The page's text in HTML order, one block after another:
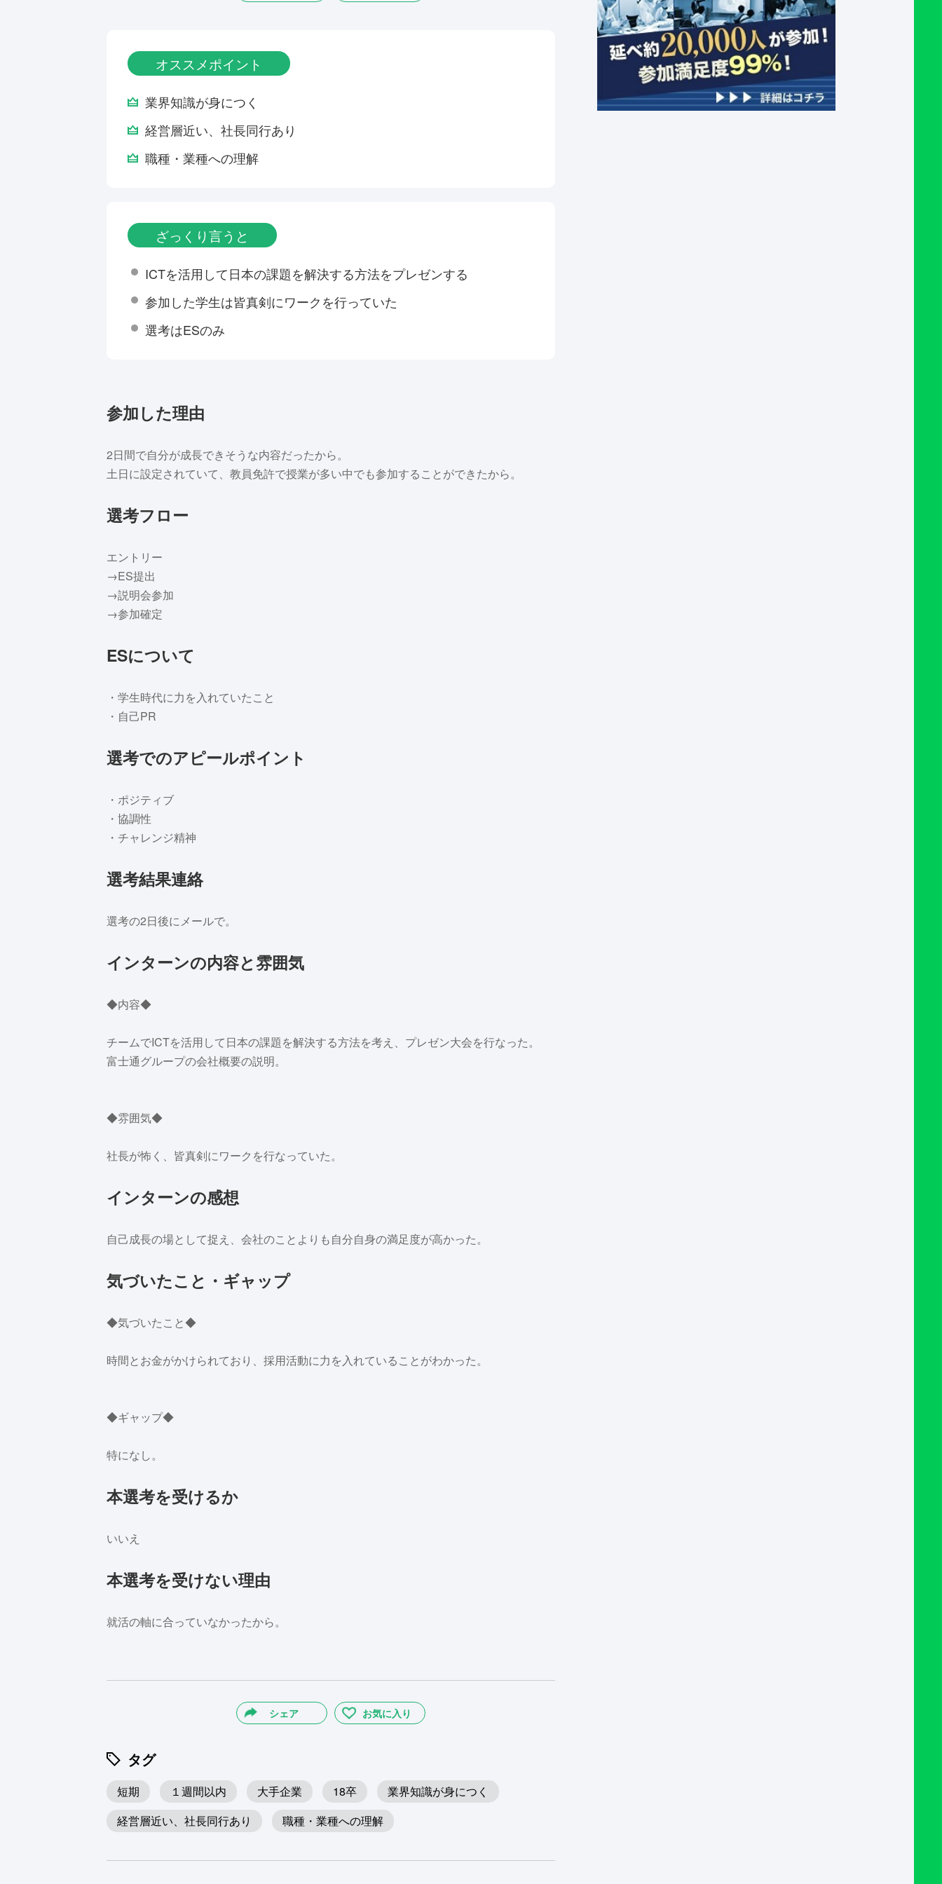
オススメポイント
業界知識が身につく
経営層近い、社長同行あり
職種・業種への理解
ざっくり言うと
ICTを活用して日本の課題を解決する方法をプレゼンする
参加した学生は皆真剣にワークを行っていた
選考はESのみ
参加した理由
2日間で自分が成長できそうな内容だったから。
土日に設定されていて、教員免許で授業が多い中でも参加することができたから。
選考フロー
エントリー
→ES提出
→説明会参加
→参加確定
ESについて
・学生時代に力を入れていたこと
・自己PR
選考でのアピールポイント
・ポジティブ
・協調性
・チャレンジ精神
選考結果連絡
選考の2日後にメールで。
インターンの内容と雰囲気
◆内容◆
チームでICTを活用して日本の課題を解決する方法を考え、プレゼン大会を行なった。
富士通グループの会社概要の説明。
◆雰囲気◆
社長が怖く、皆真剣にワークを行なっていた。
インターンの感想
自己成長の場として捉え、会社のことよりも自分自身の満足度が高かった。
気づいたこと・ギャップ
◆気づいたこと◆
時間とお金がかけられており、採用活動に力を入れていることがわかった。
◆ギャップ◆
特になし。
本選考を受けるか
いいえ
本選考を受けない理由
就活の軸に合っていなかったから。
シェア お気に入り
タグ
短期 １週間以内 大手企業 18卒
業界知識が身につく
経営層近い、社長同行あり
職種・業種への理解